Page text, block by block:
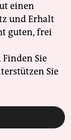
einen
und Erhalt
guten, frei
Sie
Sie